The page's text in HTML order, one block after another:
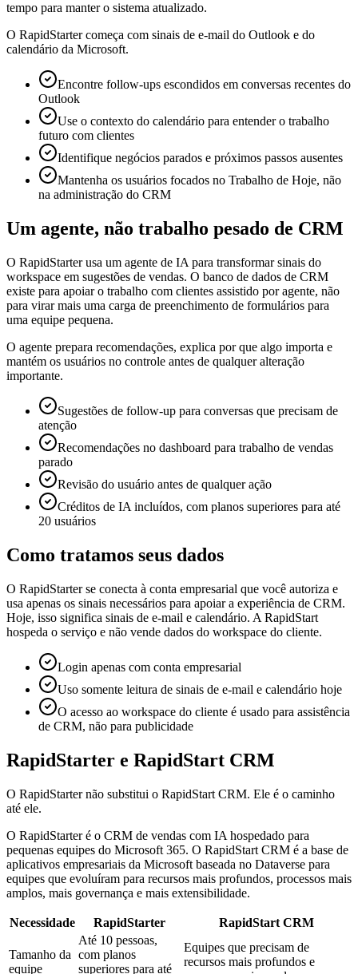
tempo para manter o sistema atualizado.
O RapidStarter começa com sinais de e-mail do Outlook e do
calendário da Microsoft.
Encontre follow-ups escondidos em conversas recentes do
Outlook
Use o contexto do calendário para entender o trabalho
futuro com clientes
Identifique negócios parados e próximos passos ausentes
Mantenha os usuários focados no Trabalho de Hoje, não
na administração do CRM
Um agente, não trabalho pesado de CRM
O RapidStarter usa um agente de IA para transformar sinais do
workspace em sugestões de vendas. O banco de dados de CRM
existe para apoiar o trabalho com clientes assistido por agente, não
para virar mais uma carga de preenchimento de formulários para
uma equipe pequena.
O agente prepara recomendações, explica por que algo importa e
mantém os usuários no controle antes de qualquer alteração
importante.
Sugestões de follow-up para conversas que precisam de
atenção
Recomendações no dashboard para trabalho de vendas
parado
Revisão do usuário antes de qualquer ação
Créditos de IA incluídos, com planos superiores para até
20 usuários
Como tratamos seus dados
O RapidStarter se conecta à conta empresarial que você autoriza e
usa apenas os sinais necessários para apoiar a experiência de CRM.
Hoje, isso significa sinais de e-mail e calendário. A RapidStart
hospeda o serviço e não vende dados do workspace do cliente.
Login apenas com conta empresarial
Uso somente leitura de sinais de e-mail e calendário hoje
O acesso ao workspace do cliente é usado para assistência
de CRM, não para publicidade
RapidStarter e RapidStart CRM
O RapidStarter não substitui o RapidStart CRM. Ele é o caminho
até ele.
O RapidStarter é o CRM de vendas com IA hospedado para
pequenas equipes do Microsoft 365. O RapidStart CRM é a base de
aplicativos empresariais da Microsoft baseada no Dataverse para
equipes que evoluíram para recursos mais profundos, processos mais
amplos, mais governança e mais extensibilidade.
Necessidade RapidStarter RapidStart CRM
Tamanho da
equipe
Até 10 pessoas,
com planos
superiores para até
Equipes que precisam de
recursos mais profundos e